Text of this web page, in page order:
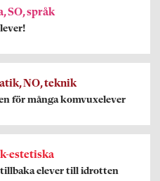
SO, språk
NO, teknik
för många komvuxelever
estetiska
elever till idrotten